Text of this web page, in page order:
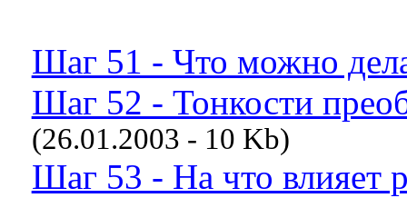
Шаг 51 - Что можно
Шаг 52 - Тонкости
(26.01.2003 - 10 Kb)
Шаг 53 - На что влияет